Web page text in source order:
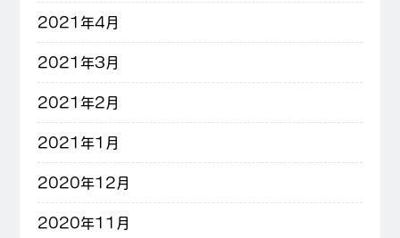
2021年4月
2021年3月
2021年2月
2021年1月
2020年12月
2020年11月